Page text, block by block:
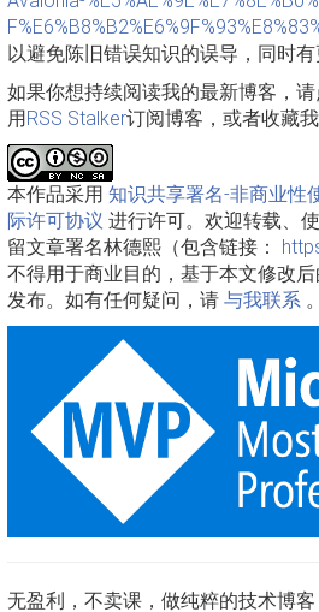
以避免陈旧错误知识的误导，同时有
如果你想持续阅读我的最新博客，
用RSS Stalker订阅博客，或者收藏
本作品采用 知识共享署名-非商业性
际许可协议 进行许可。欢迎转载、
留文章署名林德熙（包含链接：
不得用于商业目的，基于本文修改
发布。如有任何疑问，请 与我联系 。
无盈利，不卖课，做纯粹的技术博客